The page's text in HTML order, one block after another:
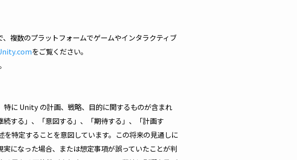
複数のプラットフォームでゲームやインタラクティブ
をご覧ください。
に Unity の計画、戦略、目的に関するものが含まれ
する」、「意図する」、「期待する」、「計画す
特定することを意図しています。この将来の見通しに
になった場合、または想定事項が誤っていたことが判